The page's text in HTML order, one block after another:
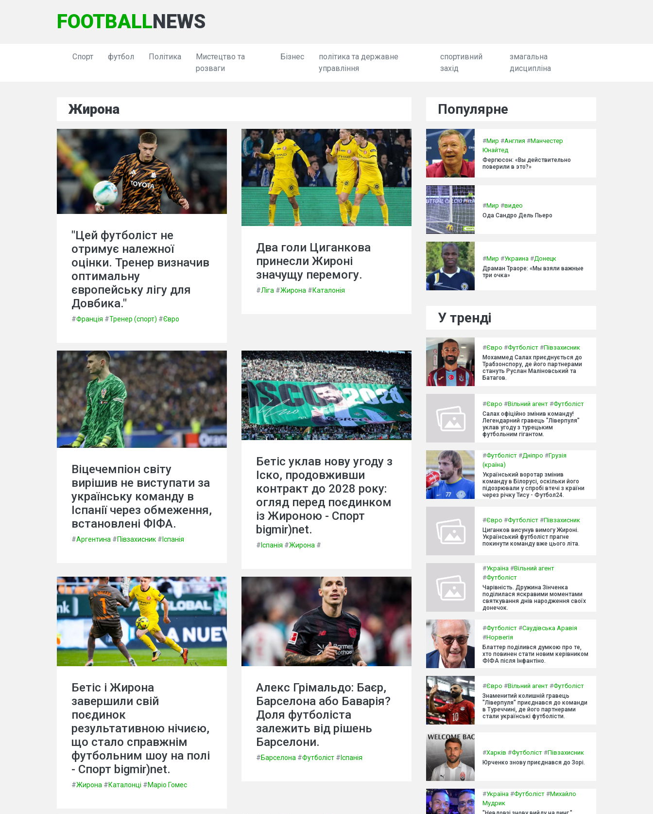
FOOTBALLNEWS
Спорт футбол Політика
Мистецтво та
розваги
Бізнес
політика та державне
управління
спортивний
захід
змагальна
дисципліна
Жирона
"Цей футболіст не
отримує належної
оцінки. Тренер визначив
оптимальну
європейську лігу для
Довбика."
#Франція #Тренер (спорт) #Євро
Два голи Циганкова
принесли Жироні
значущу перемогу.
#Ліга #Жирона #Каталонія
Віцечемпіон світу
вирішив не виступати за
українську команду в
Іспанії через обмеження,
встановлені ФІФА.
#Аргентина #Півзахисник # Іспанія
Бетіс уклав нову угоду з
Іско, продовживши
контракт до 2028 року:
огляд перед поєдинком
із Жироною - Спорт
bigmir)net.
# Іспанія #Жирона #
Бетіс і Жирона
завершили свій
поєдинок
результативною нічиєю,
що стало справжнім
футбольним шоу на полі
- Спорт bigmir)net.
#Жирона #Каталонці #Маріо Гомес
Алекс Грімальдо: Баєр,
Барселона або Баварія?
Доля футболіста
залежить від рішень
Барселони.
#Барселона #Футболіст #Іспанія
Популярне
#Мир #Англия #Манчестер
Юнайтед
Фергюсон: «Вы действительно
поверили в это?»
#Мир #видео
Ода Сандро Дель Пьеро
#Мир #Украина #Донецк
Драман Траоре: «Мы взяли важные
три очка»
У тренді
#Євро #Футболіст #Півзахисник
Мохаммед Салах приєднується до
Трабзонспору, де його партнерами
стануть Руслан Маліновський та
Батагов.
#Євро #Вільний агент #Футболіст
Салах офіційно змінив команду!
Легендарний гравець "Ліверпуля"
уклав угоду з турецьким
футбольним гігантом.
#Футболіст #Дніпро #Грузія
(країна)
Український воротар змінив
команду в Білорусі, оскільки його
підозрювали у спробі втечі з країни
через річку Тису - Футбол24.
#Євро #Футболіст #Півзахисник
Циганков висунув вимогу Жироні.
Український футболіст прагне
покинути команду вже цього літа.
#Україна #Вільний агент
#Футболіст
Чарівність. Дружина Зінченка
поділилася яскравими моментами
святкування днів народження своїх
донечок.
#Футболіст #Саудівська Аравія
#Норвегія
Блаттер поділився думкою про те,
хто повинен стати новим керівником
ФІФА після Інфантіно.
#Євро #Вільний агент #Футболіст
Знаменитий колишній гравець
"Ліверпуля" приєднався до команди
в Туреччині, де його партнерами
стали українські футболісти.
#Харків #Футболіст #Півзахисник
Юрченко знову приєднався до Зорі.
#Україна #Футболіст #Михайло
Мудрик